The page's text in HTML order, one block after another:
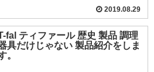
2019.08.29
fal ティファール 歴史 製品 調理
具だけじゃない 製品紹介をしま
。